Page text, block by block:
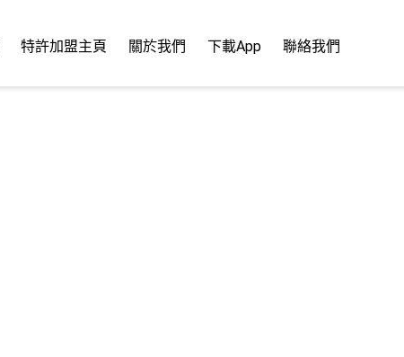
特許加盟主頁 關於我們 下載App 聯絡我們